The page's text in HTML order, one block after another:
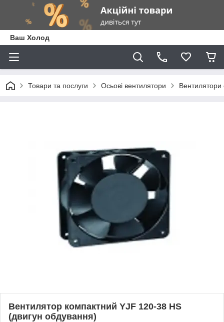
Ваш Холод
Товари та послуги Осьові вентилятори Вентилятори
Вентилятор компактний YJF 120-38 HS
(двигун обдування)